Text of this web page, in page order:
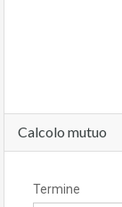
Calcolo mutuo
Termine